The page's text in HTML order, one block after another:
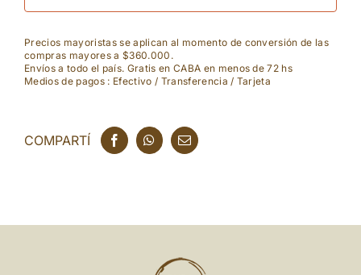
Precios mayoristas se aplican al momento de conversión de las
compras mayores a $360.000.
Envíos a todo el país. Gratis en CABA en menos de 72 hs
Medios de pagos : Efectivo / Transferencia / Tarjeta
COMPARTÍ